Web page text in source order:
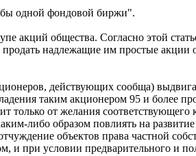
бы одной фондовой биржи".
акций общества. Согласно этой
продать надлежащие им простые
действующих сообща)
таким акционером 95 и более
только от желания
либо образом повлиять на
объектов права частной
при условии предварительного и